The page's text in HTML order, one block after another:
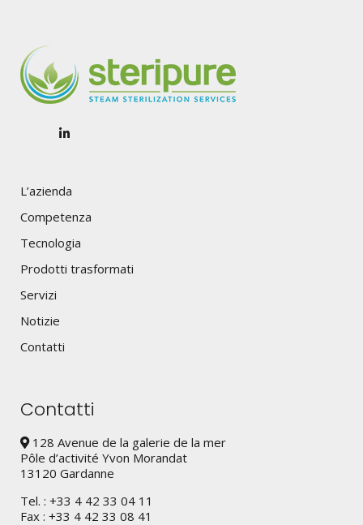
L’azienda
Competenza
Tecnologia
Prodotti trasformati
Servizi
Notizie
Contatti
Contatti
128 Avenue de la galerie de la mer
Pôle d’activité Yvon Morandat
13120 Gardanne
Tel. : +33 4 42 33 04 11
Fax : +33 4 42 33 08 41